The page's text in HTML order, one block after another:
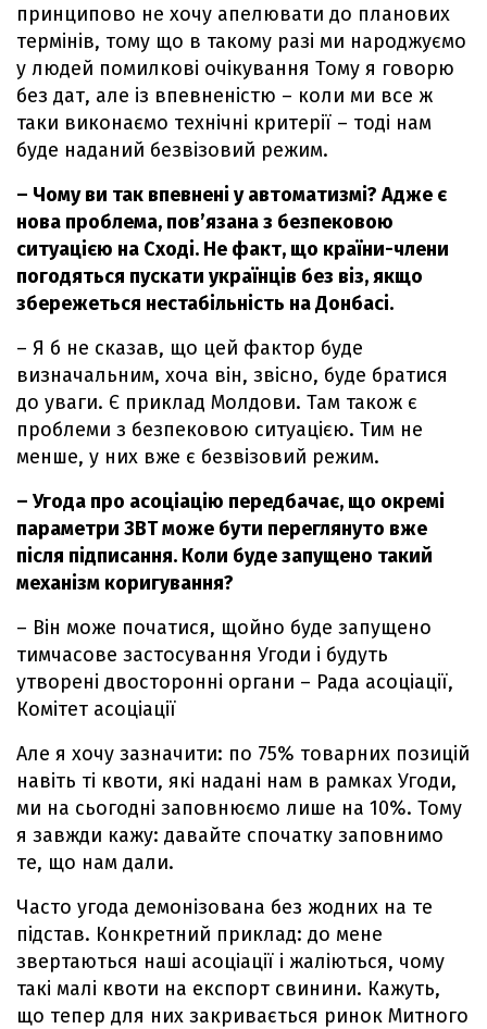
принципово не хочу апелювати до планових
термінів, тому що в такому разі ми народжуємо
у людей помилкові очікування Тому я говорю
без дат, але із впевненістю – коли ми все ж
таки виконаємо технічні критерії – тоді нам
буде наданий безвізовий режим.
– Чому ви так впевнені у автоматизмі? Адже є
нова проблема, пов’язана з безпековою
ситуацією на Сході. Не факт, що країни-члени
погодяться пускати українців без віз, якщо
збережеться нестабільність на Донбасі.
– Я б не сказав, що цей фактор буде
визначальним, хоча він, звісно, буде братися
до уваги. Є приклад Молдови. Там також є
проблеми з безпековою ситуацією. Тим не
менше, у них вже є безвізовий режим.
– Угода про асоціацію передбачає, що окремі
параметри ЗВТ може бути переглянуто вже
після підписання. Коли буде запущено такий
механізм коригування?
– Він може початися, щойно буде запущено
тимчасове застосування Угоди і будуть
утворені двосторонні органи – Рада асоціації,
Комітет асоціації
Але я хочу зазначити: по 75% товарних позицій
навіть ті квоти, які надані нам в рамках Угоди,
ми на сьогодні заповнюємо лише на 10%. Тому
я завжди кажу: давайте спочатку заповнимо
те, що нам дали.
Часто угода демонізована без жодних на те
підстав. Конкретний приклад: до мене
звертаються наші асоціації і жаліються, чому
такі малі квоти на експорт свинини. Кажуть,
що тепер для них закривається ринок Митного